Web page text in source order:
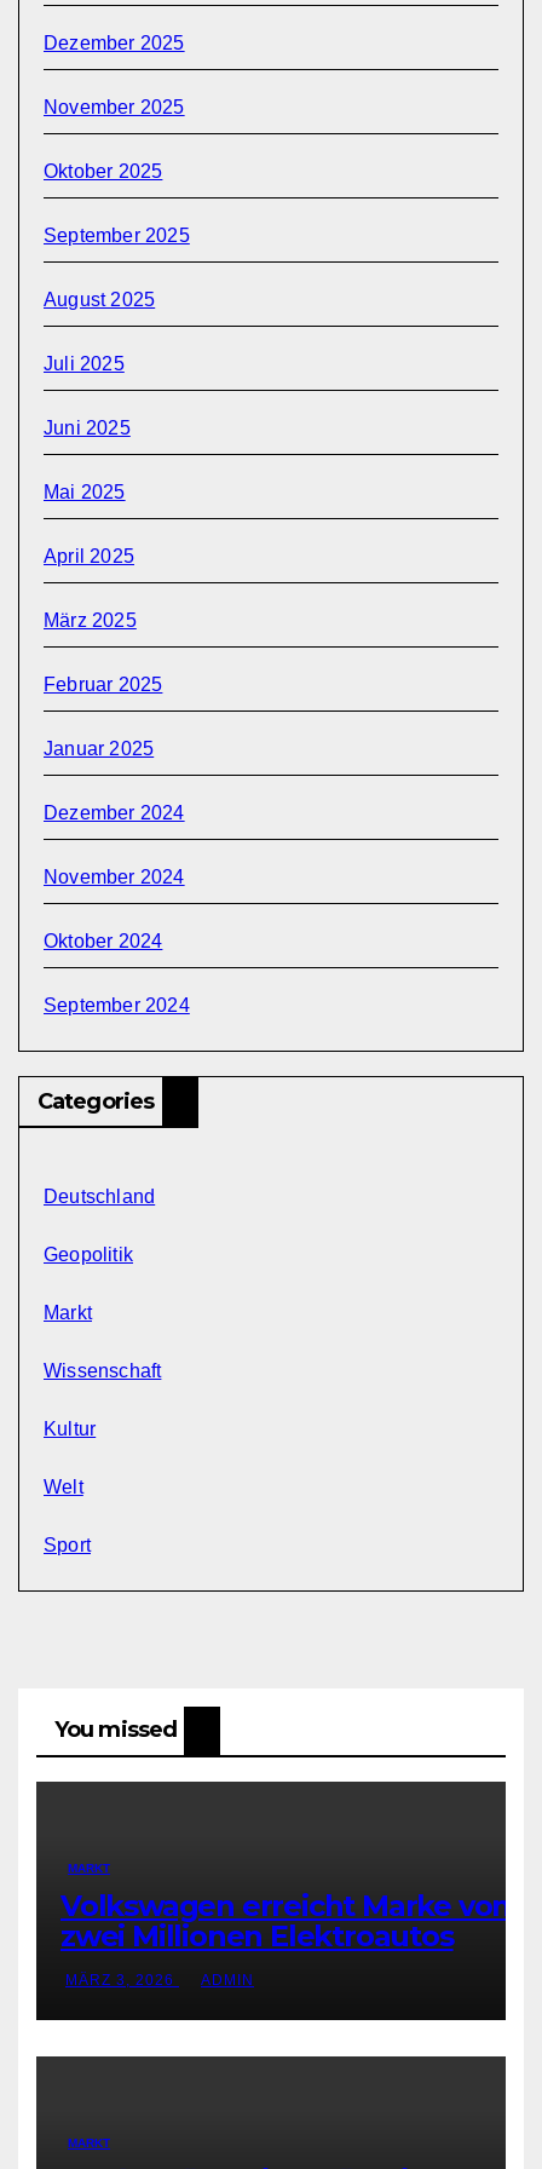
Dezember 2025
November 2025
Oktober 2025
September 2025
August 2025
Juli 2025
Juni 2025
Mai 2025
April 2025
März 2025
Februar 2025
Januar 2025
Dezember 2024
November 2024
Oktober 2024
September 2024
Categories
Deutschland
Geopolitik
Markt
Wissenschaft
Kultur
Welt
Sport
You missed
MARKT
Volkswagen erreicht Marke von
zwei Millionen Elektroautos
MÄRZ 3, 2026 ADMIN
MARKT